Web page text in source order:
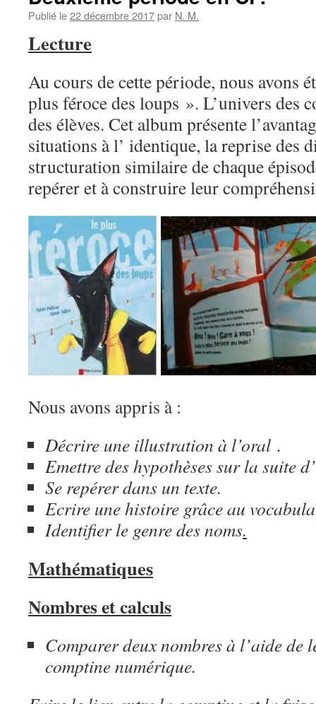
Publié le22 décembre 2017par N. M.
Lecture
Au cours de cette période, nous avons
plus féroce des loups ». L’univers des
des élèves. Cet album présente
situations à l’ identique, la reprise des
structuration similaire de chaque
repérer et à construire leur
Nous avons appris à :
Décrire une illustration à l’oral .
Emettre des hypothèses sur la suite
Se repérer dans un texte.
Ecrire une histoire grâce au
Identifier le genre des noms.
Mathématiques
Nombres et calculs
Comparer deux nombres à l’aide de
comptine numérique.